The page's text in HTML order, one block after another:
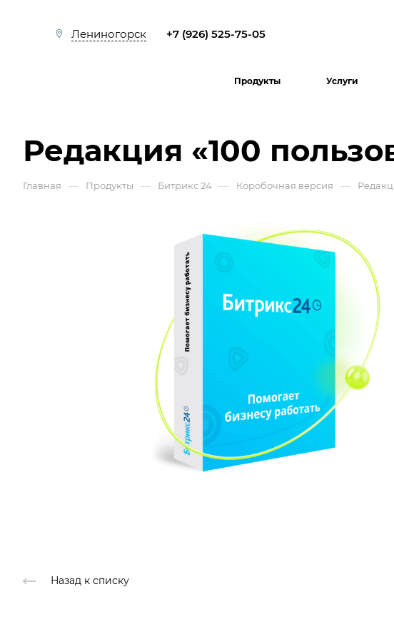
Лениногорск +7 (926) 525-75-05
Продукты Услуги
Редакция «100
Главная — Продукты — Битрикс 24 — Коробочная версия —
Назад к списку